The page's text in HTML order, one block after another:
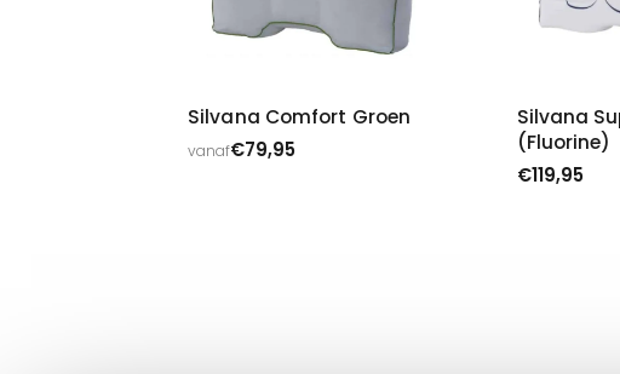
Silvana Comfort Groen
vanaf€79,95
Silvana
(Fluorine)
€119,95